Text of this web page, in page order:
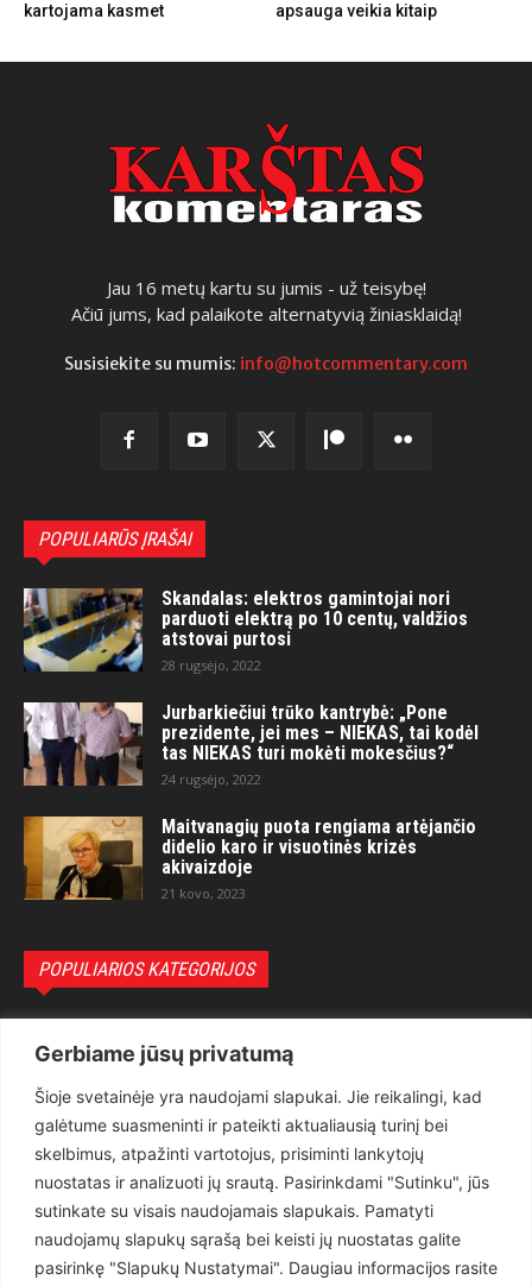
Gerbiame jūsų privatumą
Šioje svetainėje yra naudojami slapukai. Jie reikalingi, kad
galėtume suasmeninti ir pateikti aktualiausią turinį bei
skelbimus, atpažinti vartotojus, prisiminti lankytojų
nuostatas ir analizuoti jų srautą. Pasirinkdami "Sutinku", jūs
sutinkate su visais naudojamais slapukais. Pamatyti
naudojamų slapukų sąrašą bei keisti jų nuostatas galite
pasirinkę "Slapukų Nustatymai". Daugiau informacijos rasite
kartojama kasmet
apsauga veikia kitaip
Jau 16 metų kartu su jumis - už teisybę!
Ačiū jums, kad palaikote alternatyvią žiniasklaidą!
Susisiekite su mumis: info@hotcommentary.com
POPULIARŪS ĮRAŠAI
Skandalas: elektros gamintojai nori
parduoti elektrą po 10 centų, valdžios
atstovai purtosi
28 rugsėjo, 2022
Jurbarkiečiui trūko kantrybė: „Pone
prezidente, jei mes – NIEKAS, tai kodėl
tas NIEKAS turi mokėti mokesčius?“
24 rugsėjo, 2022
Maitvanagių puota rengiama artėjančio
didelio karo ir visuotinės krizės
akivaizdoje
21 kovo, 2023
POPULIARIOS KATEGORIJOS
Teisėsauga
1497
Aktualu
Lietuva
619
Pasaulis
Статьи на русском